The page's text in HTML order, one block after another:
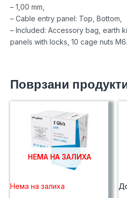
– 1,00 mm,
– Cable entry panel: Top, Bottom,
– Included: Accessory bag, earth
panels with locks, 10 cage nuts M6.
Поврзани
НЕМА НА ЗАЛИХА
Нема на залиха